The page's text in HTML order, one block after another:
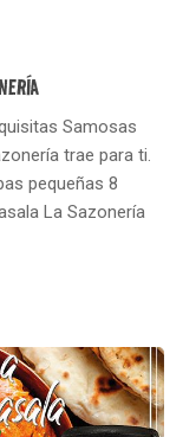
Samosas
trae para ti.
pequeñas 8
La Sazonería